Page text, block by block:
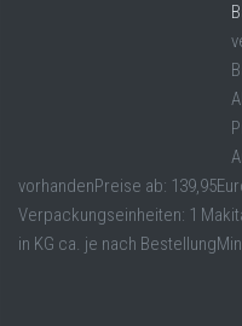
vorhandenPreise ab:
Verpackungseinheiten: 1
in KG ca. je nach